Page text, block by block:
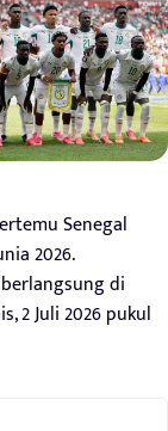
Senegal
2026.
di
2 Juli 2026 pukul